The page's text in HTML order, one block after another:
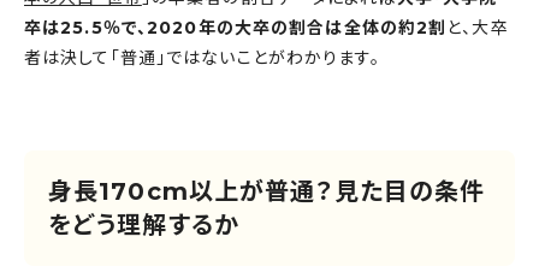
卒は25.5％で、2020年の大卒の割合は全体の約2割 と、大卒
者は決して「普通」ではないことがわかります。
身長170cm以上が普通？見た目の条件
をどう理解するか